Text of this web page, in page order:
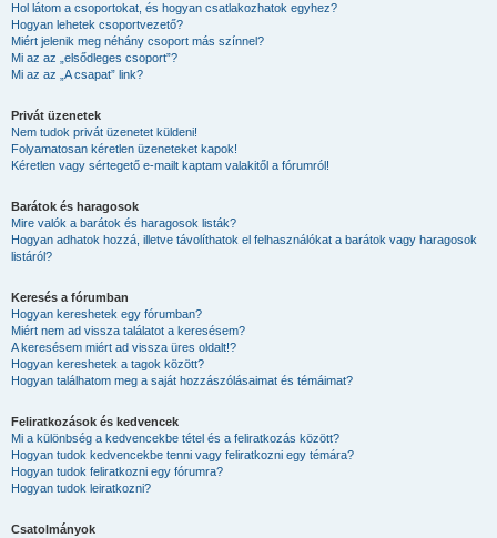
Hol látom a csoportokat, és hogyan csatlakozhatok egyhez?
Hogyan lehetek csoportvezető?
Miért jelenik meg néhány csoport más színnel?
Mi az az „elsődleges csoport”?
Mi az az „A csapat” link?
Privát üzenetek
Nem tudok privát üzenetet küldeni!
Folyamatosan kéretlen üzeneteket kapok!
Kéretlen vagy sértegető e-mailt kaptam valakitől a fórumról!
Barátok és haragosok
Mire valók a barátok és haragosok listák?
Hogyan adhatok hozzá, illetve távolíthatok el felhasználókat a barátok vagy haragosok
listáról?
Keresés a fórumban
Hogyan kereshetek egy fórumban?
Miért nem ad vissza találatot a keresésem?
A keresésem miért ad vissza üres oldalt!?
Hogyan kereshetek a tagok között?
Hogyan találhatom meg a saját hozzászólásaimat és témáimat?
Feliratkozások és kedvencek
Mi a különbség a kedvencekbe tétel és a feliratkozás között?
Hogyan tudok kedvencekbe tenni vagy feliratkozni egy témára?
Hogyan tudok feliratkozni egy fórumra?
Hogyan tudok leiratkozni?
Csatolmányok